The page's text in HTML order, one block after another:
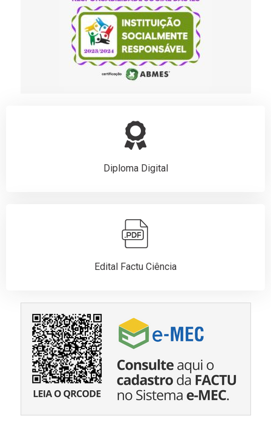
Diploma Digital
Edital Factu Ciência